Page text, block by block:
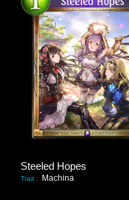
Steeled Hopes
Trait : Machina